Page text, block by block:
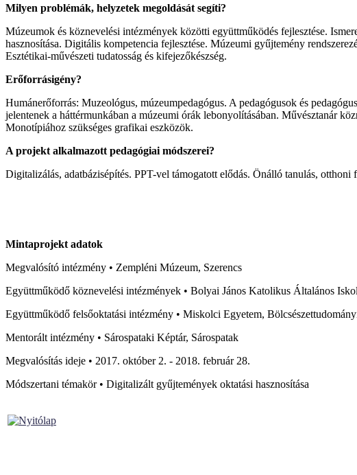
Milyen problémák, helyzetek megoldását segíti?
Múzeumok és köznevelési intézmények közötti együttműködés fejlesztése.
hasznosítása. Digitális kompetencia fejlesztése. Múzeumi gyűjtemény
Esztétikai-művészeti tudatosság és kifejezőkészség.
Erőforrásigény?
Humánerőforrás: Muzeológus, múzeumpedagógus. A pedagógusok és
jelentenek a háttérmunkában a múzeumi órák lebonyolításában. Művésztanár
Monotípiához szükséges grafikai eszközök.
A projekt alkalmazott pedagógiai módszerei?
Digitalizálás, adatbázisépítés. PPT-vel támogatott elődás. Önálló tanulás,
Mintaprojekt adatok
Megvalósító intézmény • Zempléni Múzeum, Szerencs
Együttműködő köznevelési intézmények • Bolyai János Katolikus Általános
Együttműködő felsőoktatási intézmény • Miskolci Egyetem,
Mentorált intézmény • Sárospataki Képtár, Sárospatak
Megvalósítás ideje • 2017. október 2. - 2018. február 28.
Módszertani témakör • Digitalizált gyűjtemények oktatási hasznosítása